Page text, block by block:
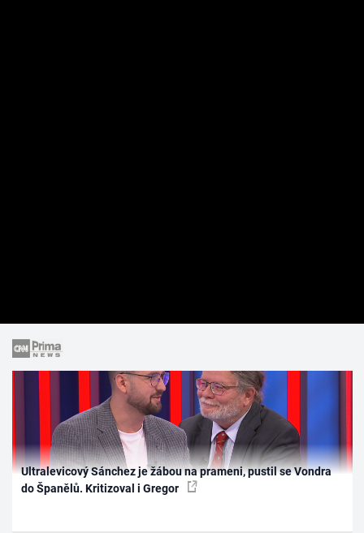
Ultralevicový Sánchez je žábou na prameni, pustil se Vondra
do Španělů. Kritizoval i Gregor